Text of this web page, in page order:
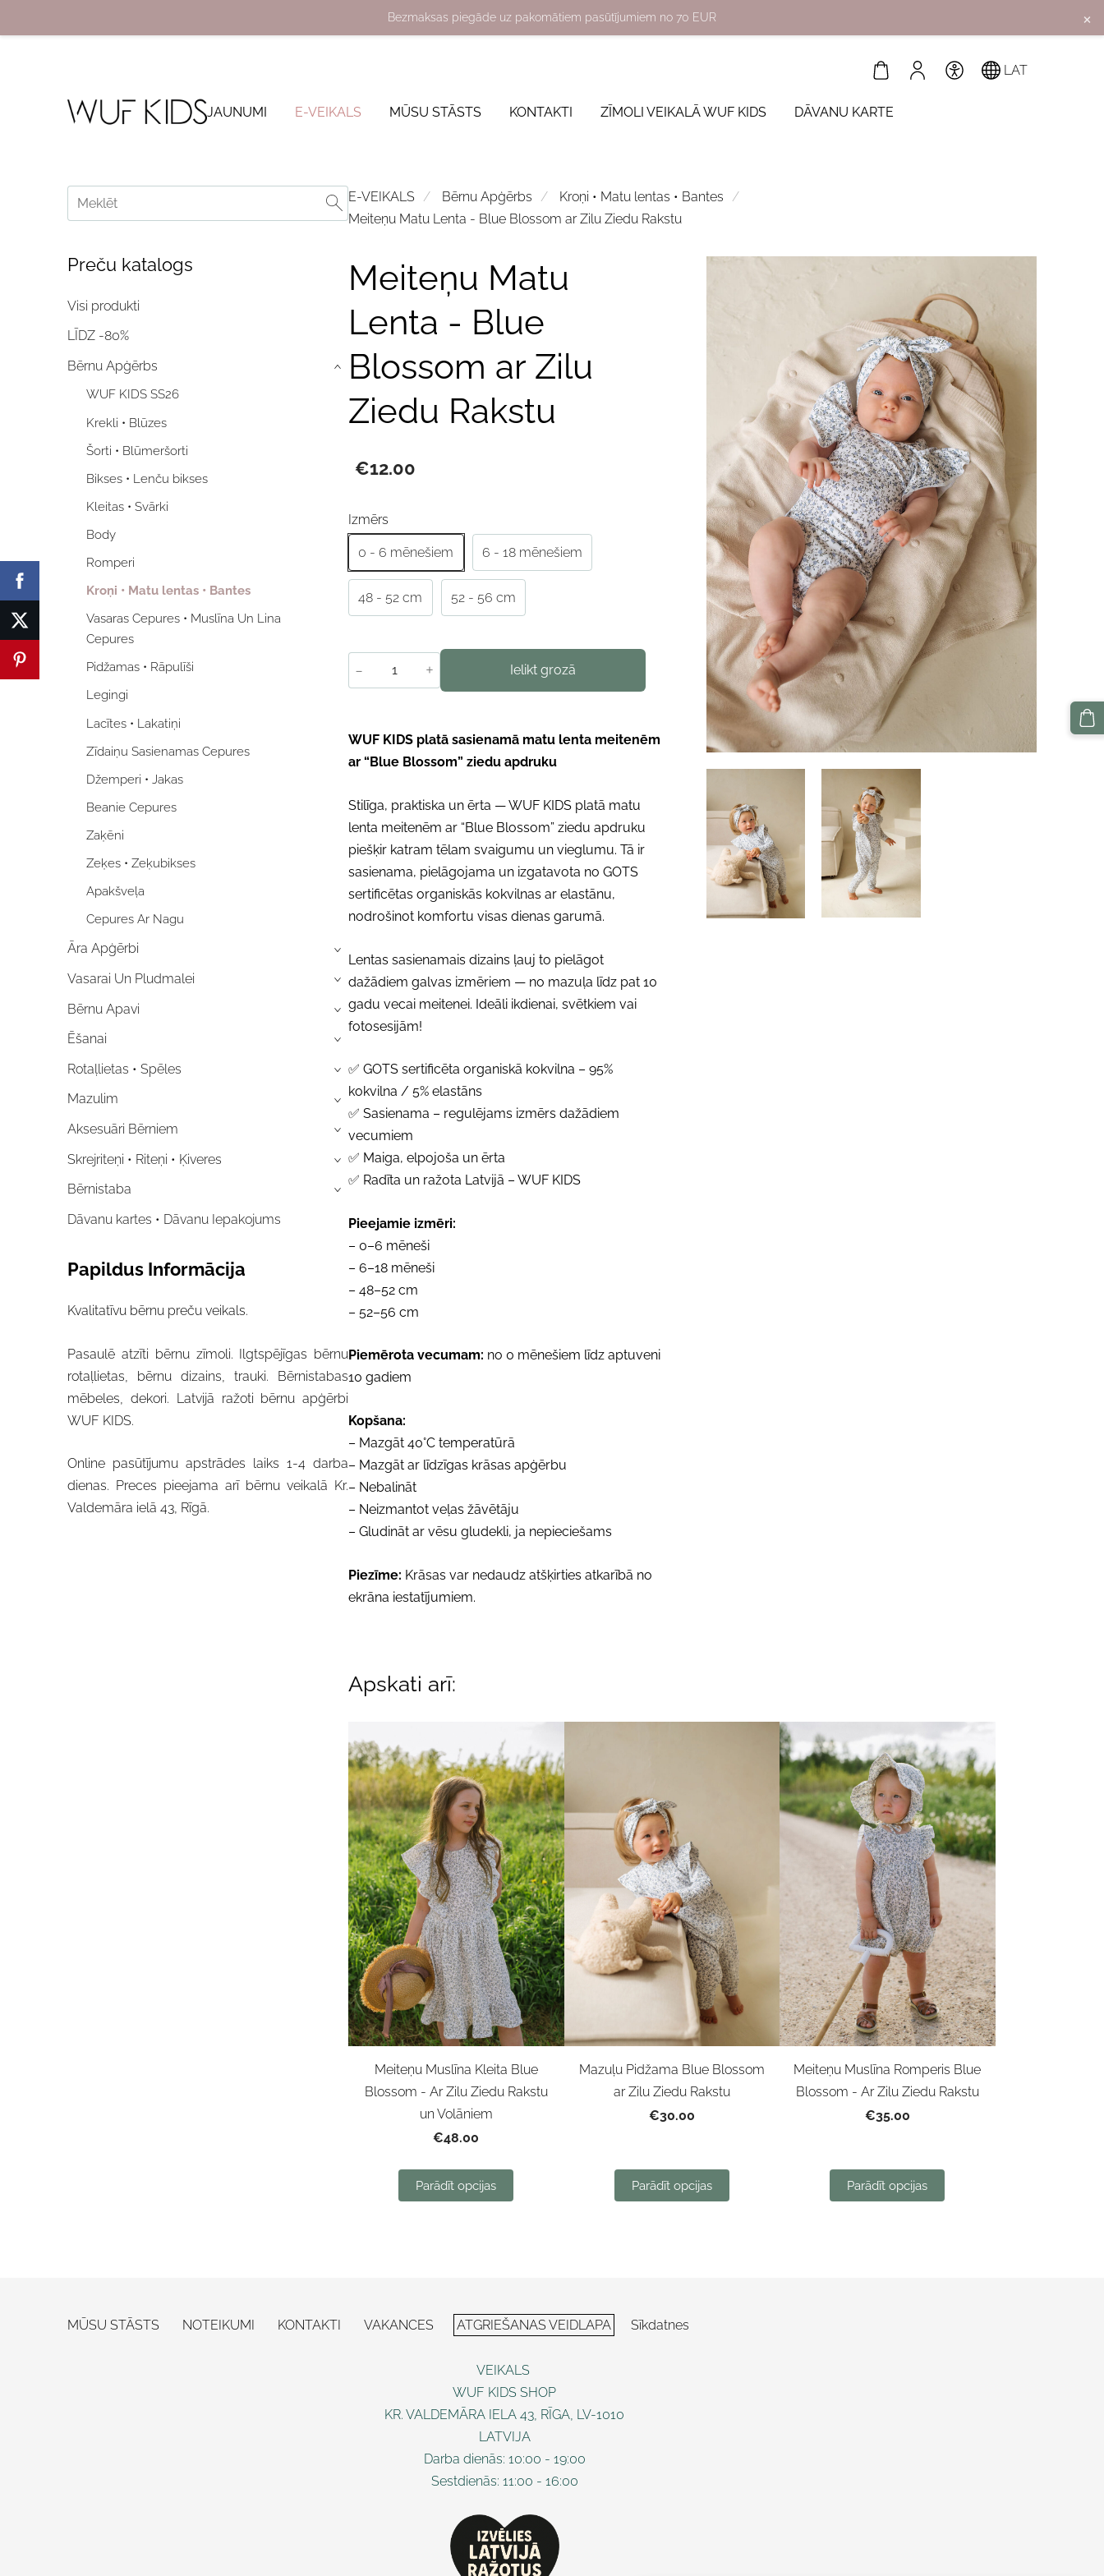
Bezmaksas piegāde uz pakomātiem pasūtījumiem no 70 EUR ×
JAUNUMI E-VEIKALS MŪSU STĀSTS KONTAKTI ZĪMOLI VEIKALĀ WUF KIDS DĀVANU KARTE
LAT
Preču katalogs
Visi produkti
LĪDZ -80%
Bērnu Apģērbs
WUF KIDS SS26
Krekli • Blūzes
Šorti • Blūmeršorti
Bikses • Lenču bikses
Kleitas • Svārki
Body
Romperi
Kroņi • Matu lentas • Bantes
Vasaras Cepures • Muslīna Un Lina
Cepures
Pidžamas • Rāpulīši
Legingi
Lacītes • Lakatiņi
Zīdaiņu Sasienamas Cepures
Džemperi • Jakas
Beanie Cepures
Zaķēni
Zeķes • Zeķubikses
Apakšveļa
Cepures Ar Nagu
›
Āra Apģērbi ›
Vasarai Un Pludmalei ›
Bērnu Apavi ›
Ēšanai ›
Rotaļlietas • Spēles ›
Mazulim ›
Aksesuāri Bērniem ›
Skrejriteņi • Riteņi • Ķiveres ›
Bērnistaba ›
Dāvanu kartes • Dāvanu Iepakojums
Papildus Informācija
Kvalitatīvu bērnu preču veikals.
Pasaulē atzīti bērnu zīmoli. Ilgtspējīgas bērnu
rotaļlietas, bērnu dizains, trauki. Bērnistabas
mēbeles, dekori. Latvijā ražoti bērnu apģērbi
WUF KIDS.
Online pasūtījumu apstrādes laiks 1-4 darba
dienas. Preces pieejama arī bērnu veikalā Kr.
Valdemāra ielā 43, Rīgā.
E-VEIKALS Bērnu Apģērbs
Kroņi • Matu lentas • Bantes
Meiteņu Matu Lenta - Blue Blossom ar Zilu Ziedu Rakstu
Meiteņu Matu
Lenta - Blue
Blossom ar Zilu
Ziedu Rakstu
€12.00
Izmērs
0 - 6 mēnešiem 6 - 18 mēnešiem
48 - 52 cm 52 - 56 cm
- + Ielikt grozā
WUF KIDS platā sasienamā matu lenta meitenēm
ar “Blue Blossom” ziedu apdruku
Stilīga, praktiska un ērta — WUF KIDS platā matu
lenta meitenēm ar “Blue Blossom” ziedu apdruku
piešķir katram tēlam svaigumu un vieglumu. Tā ir
sasienama, pielāgojama un izgatavota no GOTS
sertificētas organiskās kokvilnas ar elastānu,
nodrošinot komfortu visas dienas garumā.
Lentas sasienamais dizains ļauj to pielāgot
dažādiem galvas izmēriem — no mazuļa līdz pat 10
gadu vecai meitenei. Ideāli ikdienai, svētkiem vai
fotosesijām!
✅ GOTS sertificēta organiskā kokvilna – 95%
kokvilna / 5% elastāns
✅ Sasienama – regulējams izmērs dažādiem
vecumiem
✅ Maiga, elpojoša un ērta
✅ Radīta un ražota Latvijā – WUF KIDS
Pieejamie izmēri:
– 0–6 mēneši
– 6–18 mēneši
– 48–52 cm
– 52–56 cm
Piemērota vecumam: no 0 mēnešiem līdz aptuveni
10 gadiem
Kopšana:
– Mazgāt 40°C temperatūrā
– Mazgāt ar līdzīgas krāsas apģērbu
– Nebalināt
– Neizmantot veļas žāvētāju
– Gludināt ar vēsu gludekli, ja nepieciešams
Piezīme: Krāsas var nedaudz atšķirties atkarībā no
ekrāna iestatījumiem.
Apskati arī:
Meiteņu Muslīna Kleita Blue
Blossom - Ar Zilu Ziedu Rakstu
un Volāniem
€48.00
Parādīt opcijas
Mazuļu Pidžama Blue Blossom
ar Zilu Ziedu Rakstu
€30.00
Parādīt opcijas
Meiteņu Muslīna Romperis Blue
Blossom - Ar Zilu Ziedu Rakstu
€35.00
Parādīt opcijas
MŪSU STĀSTS NOTEIKUMI KONTAKTI VAKANCES ATGRIEŠANAS VEIDLAPA Sīkdatnes
VEIKALS
WUF KIDS SHOP
KR. VALDEMĀRA IELA 43, RĪGA, LV-1010
LATVIJA
Darba dienās: 10:00 - 19:00
Sestdienās: 11:00 - 16:00